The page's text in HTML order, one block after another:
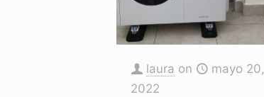
laura on
mayo 20,
2022